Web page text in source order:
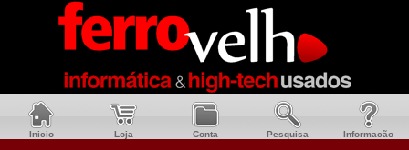
Inicio Loja Conta Pesquisa Informacão